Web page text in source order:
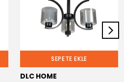
SEPETE EKLE
DLC HOME